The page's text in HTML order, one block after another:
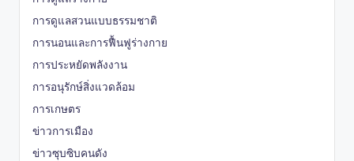
การดูแลสวนแบบธรรมชาติ
การนอนและการฟื้นฟูร่างกาย
การประหยัดพลังงาน
การอนุรักษ์สิ่งแวดล้อม
การเกษตร
ข่าวการเมือง
ข่าวซุบซิบคนดัง